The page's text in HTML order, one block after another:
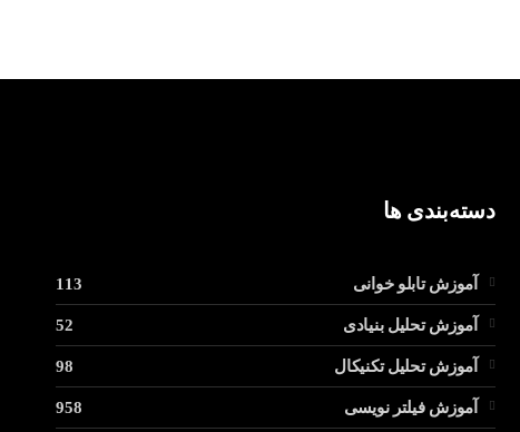
دسته‌بندی ها
آموزش تابلو خوانی 113
آموزش تحلیل بنیادی 52
آموزش تحلیل تکنیکال 98
آموزش فیلتر نویسی 958